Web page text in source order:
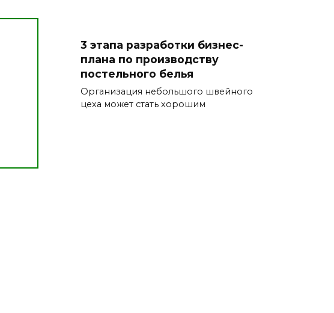
3 этапа разработки бизнес-
плана по производству
постельного белья
Организация небольшого швейного
цеха может стать хорошим